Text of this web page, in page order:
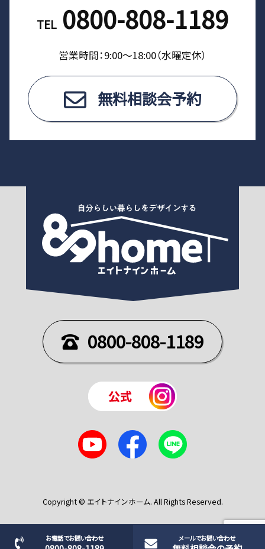
TEL 0800-808-1189
営業時間：9:00〜18:00（⽔曜定休）
無料相談会予約
0800-808-1189
Copyright © エイトナインホーム. All Rights Reserved.
お電話でお問い合わせ メールでお問い合わせ